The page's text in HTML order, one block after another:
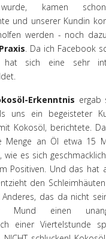
wurde, kamen
und unserer Kundin
werden - noch dazu
. Da ich Facebook
hat sich eine sehr
Erkenntnis ergab
uns ein begeisteter
Kokosöl, berichtete.
Menge an Öl etwa 15
wie es sich
Positiven. Und das hat
den
das da nicht
Mund einen
einer Viertelstunde